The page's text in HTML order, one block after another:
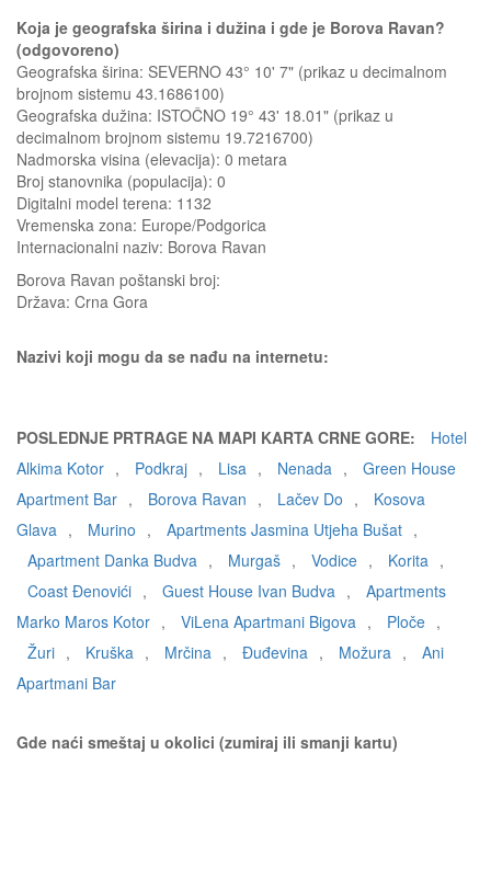
Koja je geografska širina i dužina i gde je Borova Ravan?
(odgovoreno)
Geografska širina: SEVERNO 43° 10' 7" (prikaz u decimalnom
brojnom sistemu 43.1686100)
Geografska dužina: ISTOČNO 19° 43' 18.01" (prikaz u
decimalnom brojnom sistemu 19.7216700)
Nadmorska visina (elevacija): 0 metara
Broj stanovnika (populacija): 0
Digitalni model terena: 1132
Vremenska zona: Europe/Podgorica
Internacionalni naziv: Borova Ravan
Borova Ravan poštanski broj:
Država: Crna Gora
Nazivi koji mogu da se nađu na internetu:
POSLEDNJE PRTRAGE NA MAPI KARTA CRNE GORE:
Hotel
Alkima Kotor , Podkraj , Lisa , Nenada ,
Green House
Apartment Bar , Borova Ravan , Lačev Do ,
Kosova
Glava , Murino , Apartments Jasmina Utjeha Bušat ,
Apartment Danka Budva , Murgaš , Vodice , Korita ,
Coast Đenovići , Guest House Ivan Budva ,
Apartments
Marko Maros Kotor , ViLena Apartmani Bigova , Ploče ,
Žuri , Kruška , Mrčina , Đuđevina , Možura ,
Ani
Apartmani Bar
Gde naći smeštaj u okolici (zumiraj ili smanji kartu)